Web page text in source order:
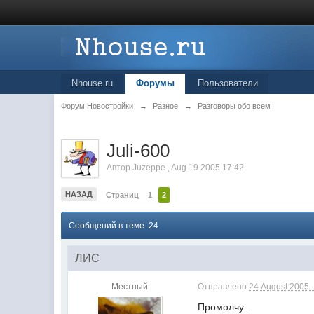
Nhouse.ru Форумы Пользователи
Форум Новостройки → Разное → Разговоры обо всем
.
Juli-600
АвторJuzeppe ,Aug 19 2005 17:42
НАЗАД Страниц 1 2
Сообщений в теме: 24
ЛИС
Местный Отправлено24 August 2005
Промолчу...